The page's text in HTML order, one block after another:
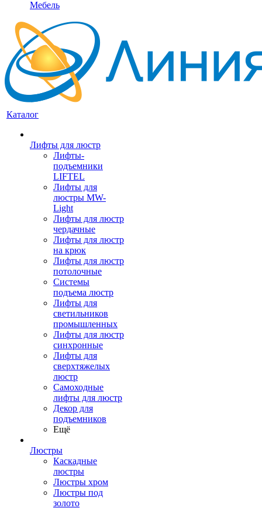
Мебель
Каталог
Лифты для люстр
Лифты-
подъемники
LIFTEL
Лифты для
люстры MW-
Light
Лифты для люстр
чердачные
Лифты для люстр
на крюк
Лифты для люстр
потолочные
Системы
подъема люстр
Лифты для
светильников
промышленных
Лифты для люстр
синхронные
Лифты для
сверхтяжелых
люстр
Самоходные
лифты для люстр
Декор для
подъемников
Ещё
Люстры
Каскадные
люстры
Люстры хром
Люстры под
золото